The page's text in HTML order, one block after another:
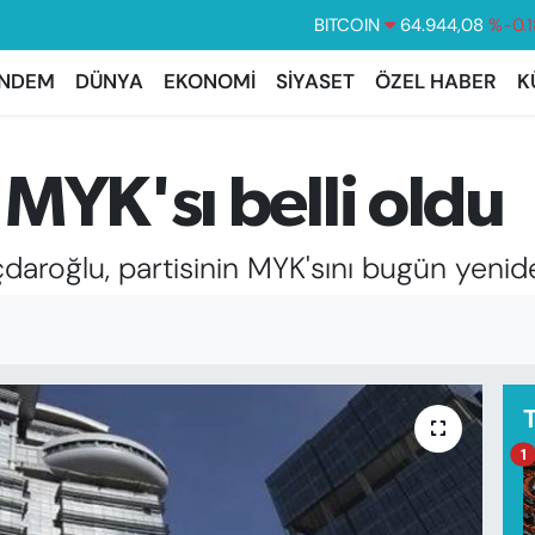
DOLAR 47,7436
EURO
55,2510
BİST100
13.779
DÜNYA EKONOMİ SİYASET ÖZEL HABER
belli oldu
partisinin MYK'sını bugün
1